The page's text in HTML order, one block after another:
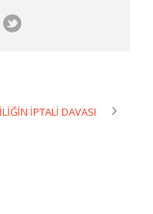
İPTALİ DAVASI